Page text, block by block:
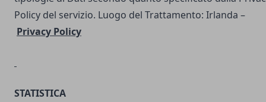
Policy del servizio. Luogo del Trattamento: Irlanda –
Privacy Policy
STATISTICA